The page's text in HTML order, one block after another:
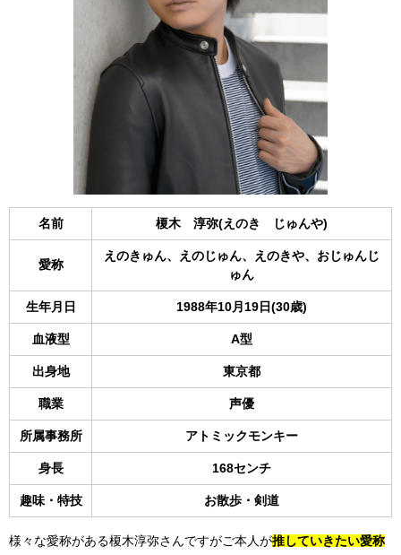
名前 榎木 淳弥(えのき じゅんや)
愛称
えのきゅん、えのじゅん、えのきや、おじゅんじ
ゅん
生年月日 1988年10月19日(30歳)
血液型 A型
出身地 東京都
職業 声優
所属事務所 アトミックモンキー
身長 168センチ
趣味・特技 お散歩・剣道
様々な愛称がある榎木淳弥さんですがご本人が推していきたい愛称